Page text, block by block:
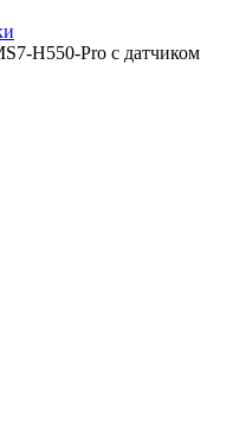
H550-Pro с датчиком